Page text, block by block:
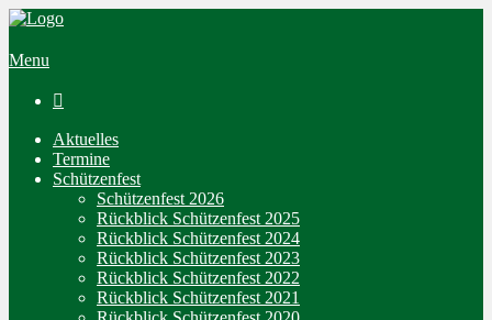
Menu

Aktuelles
Termine
Schützenfest
Schützenfest 2026
Rückblick Schützenfest 2025
Rückblick Schützenfest 2024
Rückblick Schützenfest 2023
Rückblick Schützenfest 2022
Rückblick Schützenfest 2021